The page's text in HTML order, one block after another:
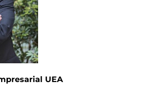
UEA